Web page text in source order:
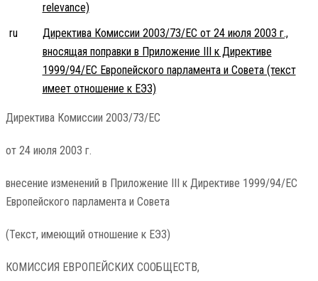
relevance)
ru
Директива Комиссии 2003/73/EC от 24 июля 2003 г.,
вносящая поправки в Приложение III к Директиве
1999/94/EC Европейского парламента и Совета (текст
имеет отношение к ЕЭЗ)
Директива Комиссии 2003/73/EC
от 24 июля 2003 г.
внесение изменений в Приложение III к Директиве 1999/94/EC
Европейского парламента и Совета
(Текст, имеющий отношение к ЕЭЗ)
КОМИССИЯ ЕВРОПЕЙСКИХ СООБЩЕСТВ,